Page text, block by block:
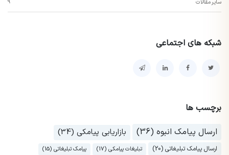
سایر مقالات 9
شبکه های اجتماعی
برچسب ها
ارسال پیامک انبوه (36)
بازاریابی پیامکی (34)
ارسال پیامک تبلیغاتی (20) تبلیغات پیامکی (17)
پیامک تبلیغاتی (15)